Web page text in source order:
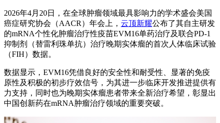
2026年4月20日，在全球肿瘤领域最具影响力的学术盛会美国
癌症研究协会（AACR）年会上， 云顶新耀公布了其自主研发
的mRNA个性化肿瘤治疗性疫苗EVM16单药治疗及联合PD-1
抑制剂（替雷利珠单抗）治疗晚期实体瘤的首次人体临床试验
（FIH）数据。
数据显示，EVM16凭借良好的安全性和耐受性、显著的免疫
原性及积极的初步疗效信号，为其进一步临床开发推进提供有
力支持，同时也为晚期实体瘤患者带来全新治疗希望，彰显出
中国创新药在mRNA肿瘤治疗领域的重要突破。